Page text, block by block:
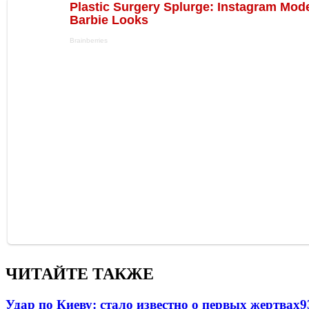
ЧИТАЙТЕ ТАКЖЕ
Удар по Киеву: стало известно о первых жертвах